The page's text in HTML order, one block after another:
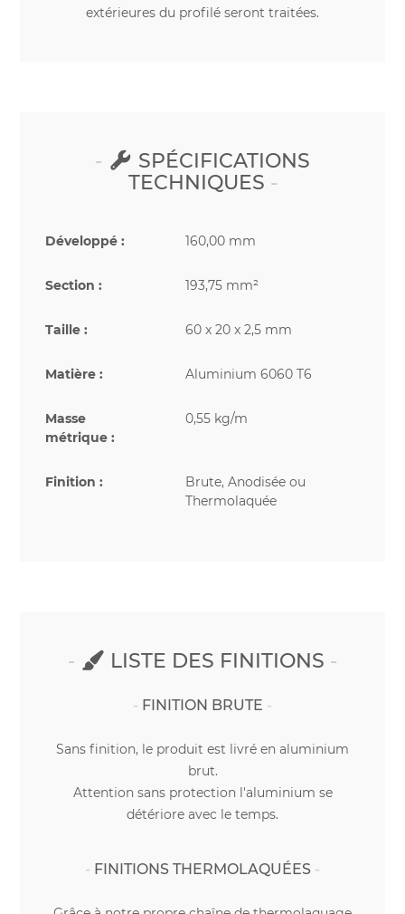
extérieures du profilé seront traitées.
SPÉCIFICATIONS
TECHNIQUES
Développé : 160,00 mm
Section : 193,75 mm²
Taille : 60 x 20 x 2,5 mm
Matière : Aluminium 6060 T6
Masse
métrique :
0,55 kg/m
Finition :
Brute, Anodisée ou
Thermolaquée
LISTE DES FINITIONS
FINITION BRUTE
Sans finition, le produit est livré en aluminium
brut.
Attention sans protection l'aluminium se
détériore avec le temps.
FINITIONS THERMOLAQUÉES